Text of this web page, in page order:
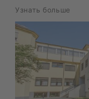
Узнать боль­ше